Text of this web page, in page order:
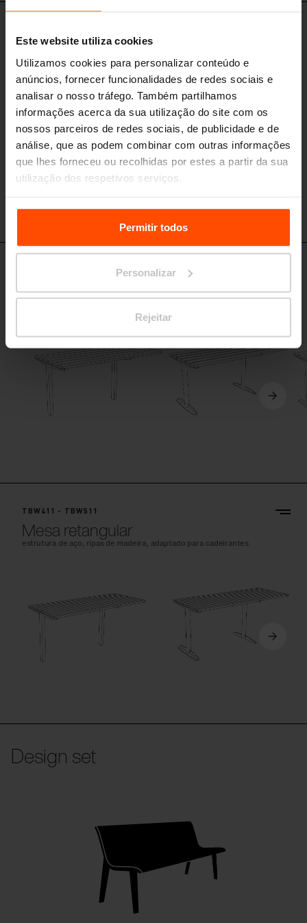
Este website utiliza cookies
Utilizamos cookies para personalizar conteúdo e
anúncios, fornecer funcionalidades de redes sociais e
analisar o nosso tráfego. Também partilhamos
informações acerca da sua utilização do site com os
nossos parceiros de redes sociais, de publicidade e de
análise, que as podem combinar com outras informações
que lhes forneceu ou recolhidas por estes a partir da sua
utilização dos respetivos serviços.
Para mais informações, por favor visitePrinciples
Relating to the Processing Personal Data.
Permitir todos
Personalizar
Rejeitar
Mesa retangular
estrutura de aço, longarinas de aço, adaptado para cadeirantes
TBW401 - TBW501 - TBW601
Mesa retangular
TBW411 - TBW511
Mesa retangular
estrutura de aço, ripas de madeira, adaptado para cadeirantes
Design set